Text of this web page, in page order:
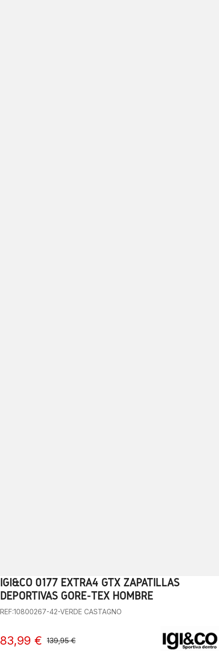
1 2 3 4 5 6 7 8 9
IGI&CO 0177 EXTRA4 GTX ZAPATILLAS
DEPORTIVAS GORE-TEX HOMBRE
REF:10800267-42-VERDE CASTAGNO
83,99 € 139,95 €